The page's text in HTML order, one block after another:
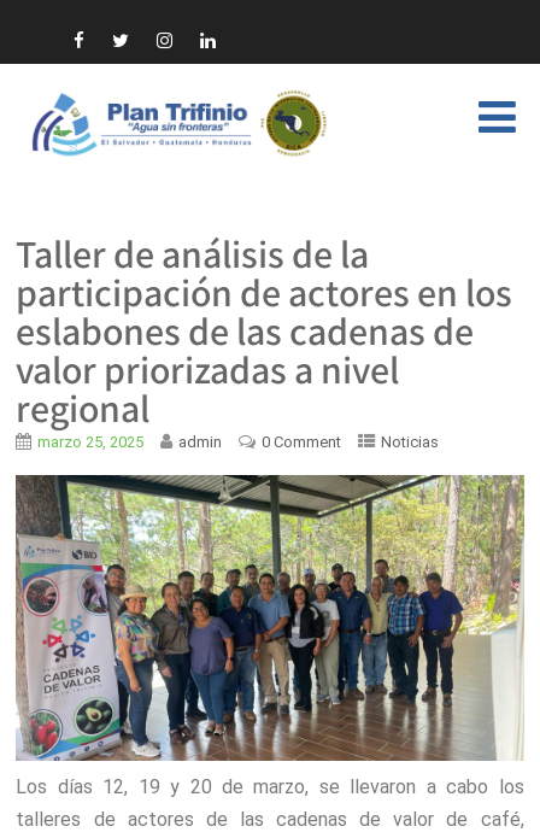
Taller de análisis de la
participación de actores en los
eslabones de las cadenas de
valor priorizadas a nivel
regional
marzo 25, 2025 admin 0 Comment Noticias
Los días 12, 19 y 20 de marzo, se llevaron a cabo los
talleres de actores de las cadenas de valor de café,